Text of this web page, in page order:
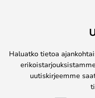
Haluatko tietoa
uutiskirjeemme